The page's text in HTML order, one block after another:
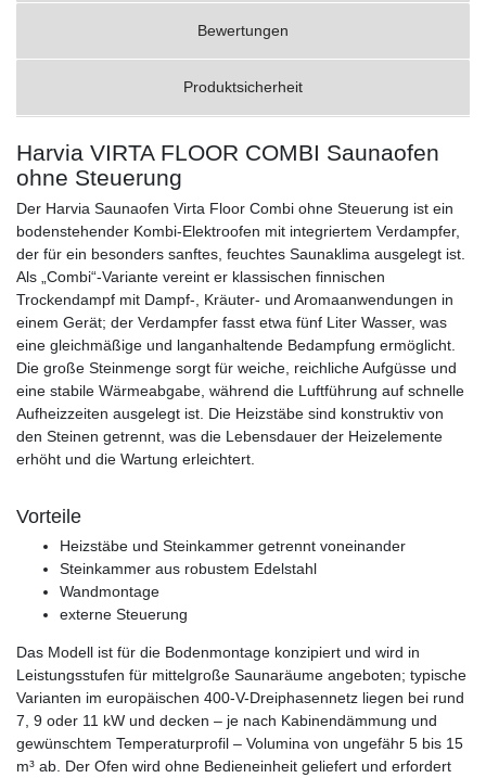
Bewertungen
Produktsicherheit
Harvia VIRTA FLOOR COMBI Saunaofen
ohne Steuerung
Der Harvia Saunaofen Virta Floor Combi ohne Steuerung ist ein
bodenstehender Kombi-Elektroofen mit integriertem Verdampfer,
der für ein besonders sanftes, feuchtes Saunaklima ausgelegt ist.
Als „Combi“-Variante vereint er klassischen finnischen
Trockendampf mit Dampf-, Kräuter- und Aromaanwendungen in
einem Gerät; der Verdampfer fasst etwa fünf Liter Wasser, was
eine gleichmäßige und langanhaltende Bedampfung ermöglicht.
Die große Steinmenge sorgt für weiche, reichliche Aufgüsse und
eine stabile Wärmeabgabe, während die Luftführung auf schnelle
Aufheizzeiten ausgelegt ist. Die Heizstäbe sind konstruktiv von
den Steinen getrennt, was die Lebensdauer der Heizelemente
erhöht und die Wartung erleichtert.
Vorteile
Heizstäbe und Steinkammer getrennt voneinander
Steinkammer aus robustem Edelstahl
Wandmontage
externe Steuerung
Das Modell ist für die Bodenmontage konzipiert und wird in
Leistungsstufen für mittelgroße Saunaräume angeboten; typische
Varianten im europäischen 400-V-Dreiphasennetz liegen bei rund
7, 9 oder 11 kW und decken – je nach Kabinendämmung und
gewünschtem Temperaturprofil – Volumina von ungefähr 5 bis 15
m³ ab. Der Ofen wird ohne Bedieneinheit geliefert und erfordert